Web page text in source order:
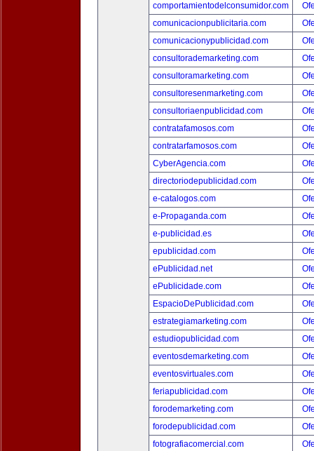
comportamientodelconsumidor.com
comunicacionpublicitaria.com
comunicacionypublicidad.com
consultorademarketing.com
consultoramarketing.com
consultoresenmarketing.com
consultoriaenpublicidad.com
contratafamosos.com
contratarfamosos.com
CyberAgencia.com
directoriodepublicidad.com
e-catalogos.com
e-Propaganda.com
e-publicidad.es
epublicidad.com
ePublicidad.net
ePublicidade.com
EspacioDePublicidad.com
estrategiamarketing.com
estudiopublicidad.com
eventosdemarketing.com
eventosvirtuales.com
feriapublicidad.com
forodemarketing.com
forodepublicidad.com
fotografiacomercial.com